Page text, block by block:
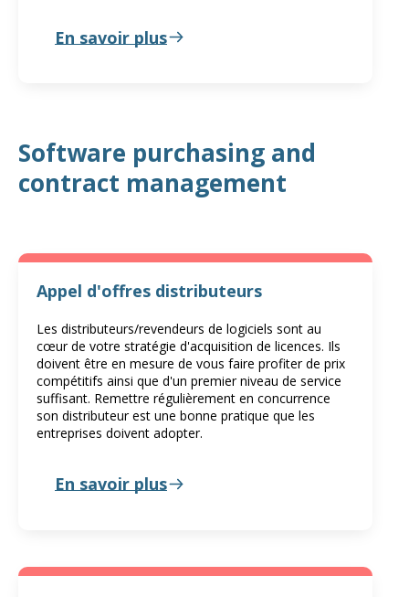
En savoir plus
Software purchasing and
contract management
Appel d'offres distributeurs
Les distributeurs/revendeurs de logiciels sont au
cœur de votre stratégie d'acquisition de licences. Ils
doivent être en mesure de vous faire profiter de prix
compétitifs ainsi que d'un premier niveau de service
suffisant. Remettre régulièrement en concurrence
son distributeur est une bonne pratique que les
entreprises doivent adopter.
En savoir plus